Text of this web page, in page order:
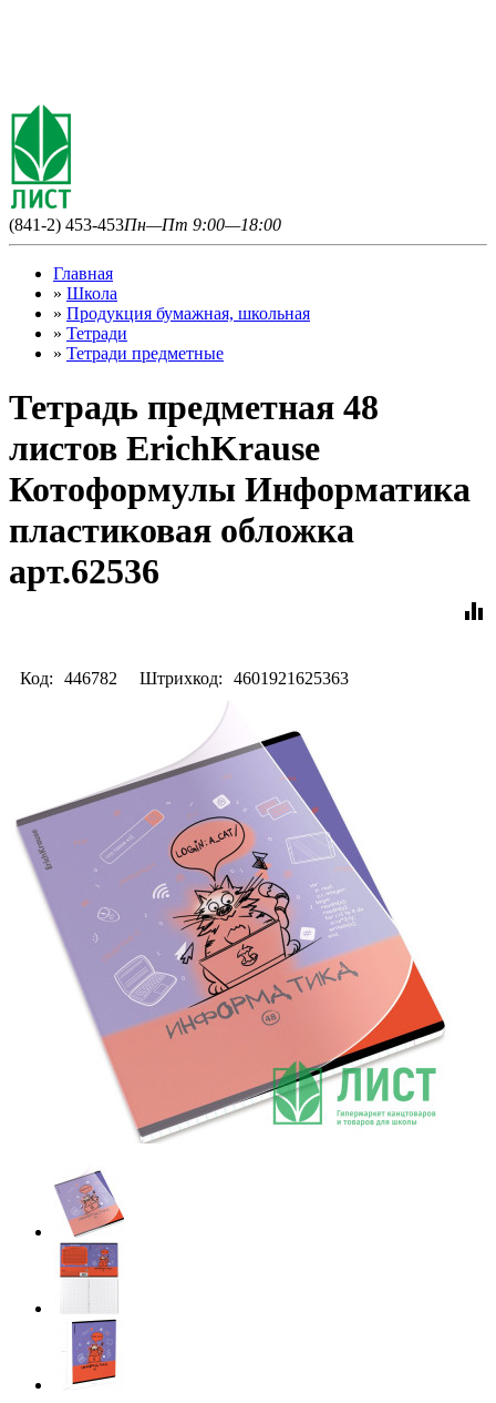
(841-2) 453-453Пн—Пт 9:00—18:00
Главная
» Школа
» Продукция бумажная, школьная
» Тетради
» Тетради предметные
Тетрадь предметная 48
листов ErichKrause
Котоформулы Информатика
пластиковая обложка
арт.62536
equalizer
Код: 446782 Штрихкод: 4601921625363